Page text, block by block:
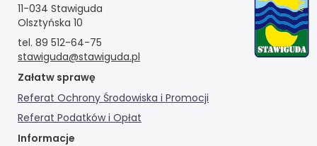
11-034 Stawiguda
Olsztyńska 10
tel. 89 512-64-75
stawiguda@stawiguda.pl
Załatw sprawę
Referat Ochrony Środowiska i Promocji
Referat Podatków i Opłat
Informacje